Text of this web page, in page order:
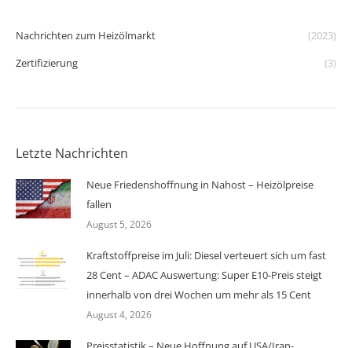
Nachrichten zum Heizölmarkt
(2023)
Zertifizierung
(3)
Letzte Nachrichten
Neue Friedenshoffnung in Nahost – Heizölpreise
fallen
August 5, 2026
Kraftstoffpreise im Juli: Diesel verteuert sich um fast
28 Cent – ADAC Auswertung: Super E10-Preis steigt
innerhalb von drei Wochen um mehr als 15 Cent
August 4, 2026